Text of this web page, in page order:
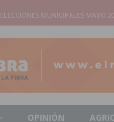
ELECCIONES MUNICIPALES MAYO
OPINIÓN